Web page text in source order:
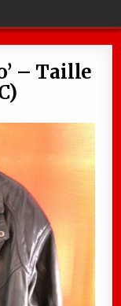
– Taille